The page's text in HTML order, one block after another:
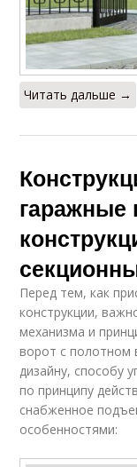
Читать дальше →
гаражные
Перед тем, как
конструкции,
механизма и
ворот с полотном
дизайну, способу
по принципу
снабженное
особенностями: